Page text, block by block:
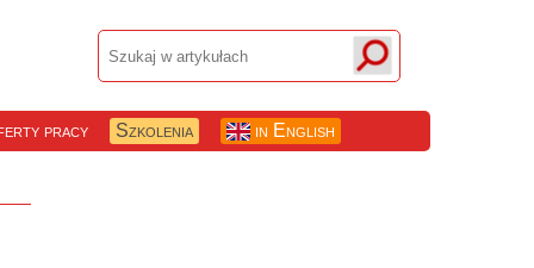
pracy Szkolenia in English